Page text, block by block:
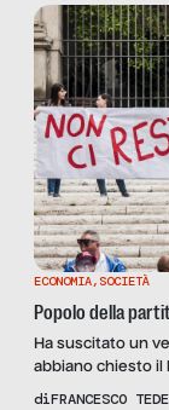
Conservatorio
ECONOMIA, SOCIETÀ
Popolo della
Ha suscitato un
abbiano chiesto il
come sostegno
diFRANCESCO